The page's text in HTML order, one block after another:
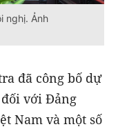
nghị. Ảnh
đã công bố dự
với Đảng
Nam và một số